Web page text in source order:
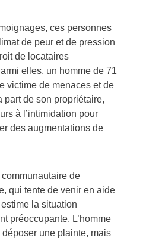
ces personnes
de peur et de pression
de locataires
elles, un homme de 71
victime de menaces et de
part de son propriétaire,
à l’intimidation pour
des augmentations de
de
qui tente de venir en aide
la situation
préoccupante. L’homme
une plainte, mais